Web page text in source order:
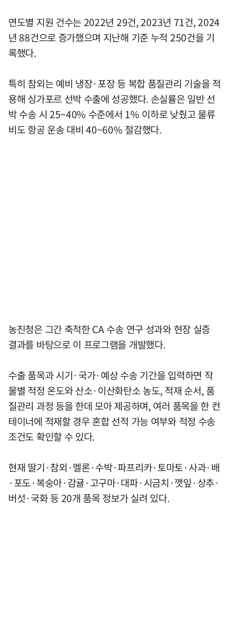
연도별 지원 건수는 2022년 29건, 2023년 71건, 2024
년 88건으로 증가했으며 지난해 기준 누적 250건을 기
록했다.
특히 참외는 예비 냉장·포장 등 복합 품질관리 기술을 적
용해 싱가포르 선박 수출에 성공했다. 손실률은 일반 선
박 수송 시 25~40% 수준에서 1% 이하로 낮췄고 물류
비도 항공 운송 대비 40~60% 절감했다.
농진청은 그간 축적한 CA 수송 연구 성과와 현장 실증
결과를 바탕으로 이 프로그램을 개발했다.
수출 품목과 시기·국가·예상 수송 기간을 입력하면 작
물별 적정 온도와 산소·이산화탄소 농도, 적재 순서, 품
질관리 과정 등을 한데 모아 제공하며, 여러 품목을 한 컨
테이너에 적재할 경우 혼합 선적 가능 여부와 적정 수송
조건도 확인할 수 있다.
현재 딸기·참외·멜론·수박·파프리카·토마토·사과·배
·포도·복숭아·감귤·고구마·대파·시금치·깻잎·상추·
버섯·국화 등 20개 품목 정보가 실려 있다.